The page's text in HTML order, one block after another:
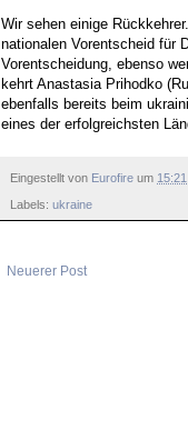
Wir sehen einige
nationalen Vorentscheid für
Vorentscheidung, ebenso
kehrt Anastasia Prihodko
ebenfalls bereits beim
eines der erfolgreichsten
Eingestellt von Eurofire um 15:21
Labels: ukraine
Neuerer Post